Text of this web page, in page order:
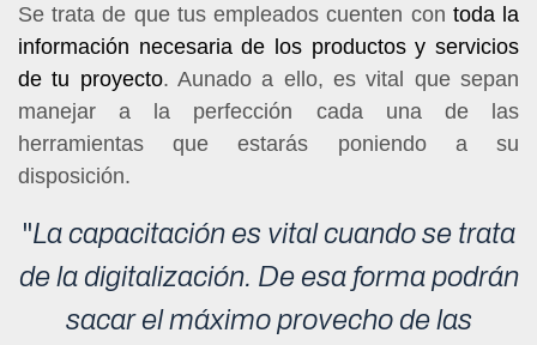
Se trata de que tus empleados cuenten con toda la
información necesaria de los productos y servicios
de tu proyecto. Aunado a ello, es vital que sepan
manejar a la perfección cada una de las
herramientas que estarás poniendo a su
disposición.
"La capacitación es vital cuando se trata
de la digitalización. De esa forma podrán
sacar el máximo provecho de las